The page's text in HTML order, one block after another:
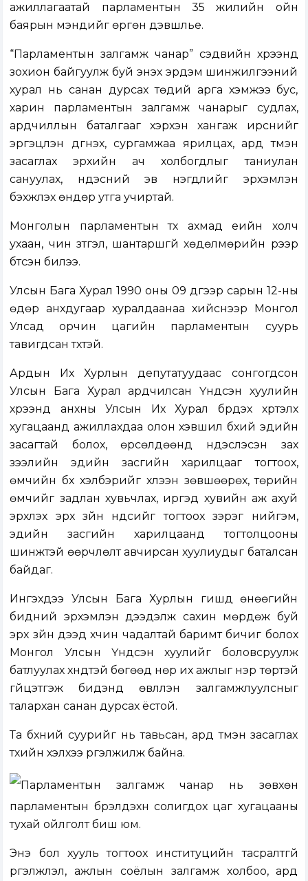
ажиллагаатай парламентын 35 жилийн ойн
баярын мэндийг өргөн дэвшүүлье.
“Парламентын залгамж чанар” сэдвийн хүрээнд
зохион байгуулж буй энэхүү эрдэм шинжилгээний
хурал нь санан дурсах төдий арга хэмжээ бус,
харин парламентын залгамж чанарыг судлах,
ардчиллын баталгааг хэрхэн хангаж ирснийг
эргэцүүлэн дүгнэх, сургамжаа ярилцах, ард түмэн
засаглах эрхийн ач холбогдлыг таниулан
сануулах, үндэсний эв нэгдлийг эрхэмлэн
бэхжүүлэх өндөр утга учиртай.
Монголын парламентын түүх ахмад үеийн холч
ухаан, чин зүтгэл, шантаршгүй хөдөлмөрийн үрээр
бүтсэн билээ.
Улсын Бага Хурал 1990 оны 09 дүгээр сарын 12-ны
өдөр анхдугаар хуралдаанаа хийснээр Монгол
Улсад орчин цагийн парламентын суурь
тавигдсан түүхтэй.
Ардын Их Хурлын депутатуудаас сонгогдсон
Улсын Бага Хурал ардчилсан Үндсэн хуулийн
хүрээнд анхны Улсын Их Хурал бүрдэх хүртэлх
хугацаанд ажиллахдаа олон хэвшил бүхий эдийн
засагтай болох, өрсөлдөөнд үндэслэсэн зах
зээлийн эдийн засгийн харилцааг тогтоох,
өмчийн бүх хэлбэрийг хүлээн зөвшөөрөх, төрийн
өмчийг задлан хувьчлах, иргэд хувийн аж ахуй
эрхлэх эрх зүйн үндсийг тогтоох зэрэг нийгэм,
эдийн засгийн харилцаанд тогтолцооны
шинжтэй өөрчлөлт авчирсан хуулиудыг баталсан
байдаг.
Ингэхдээ Улсын Бага Хурлын гишүүд өнөөгийн
бидний эрхэмлэн дээдэлж сахин мөрдөж буй
эрх зүйн дээд хүчин чадалтай баримт бичиг болох
Монгол Улсын Үндсэн хуулийг боловсруулж
батлуулах хүндтэй бөгөөд нөр их ажлыг нэр төртэй
гүйцэтгэж бидэнд өвлүүлэн залгамжлуулсныг
талархан санан дурсах ёстой.
Та бүхний суурийг нь тавьсан, ард түмэн засаглах
түүхийн хэлхээ үргэлжилж байна.
Парламентын залгамж чанар нь зөвхөн
парламентын бүрэлдэхүүн солигдох цаг хугацааны
тухай ойлголт биш юм.
Энэ бол хууль тогтоох институцийн тасралтгүй
үргэлжлэл, ажлын соёлын залгамж холбоо, ард